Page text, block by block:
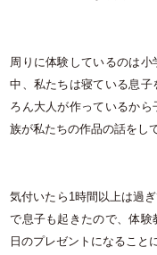
周りに体験しているのは
中、私たちは寝ている息
ろん大人が作っているか
族が私たちの作品の話をし
気付いたら1時間以上は過
で息子も起きたので、体
日のプレゼントになること